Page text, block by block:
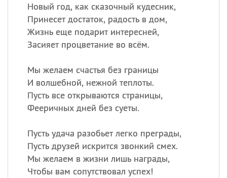
Новый год, как сказочный кудесник,
Принесет достаток, радость в дом,
Жизнь еще подарит интересней,
Засияет процветание во всём.
Мы желаем счастья без границы
И волшебной, нежной теплоты.
Пусть все открываются страницы,
Фееричных дней без суеты.
Пусть удача разобьет легко преграды,
Пусть друзей искрится звонкий смех.
Мы желаем в жизни лишь награды,
Чтобы вам сопутствовал успех!